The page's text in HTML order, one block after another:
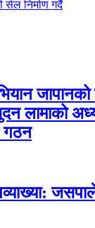
निर्माण गर्दै
जापानको
लामाको
गठन
जसपाले